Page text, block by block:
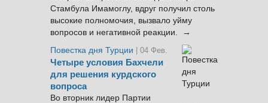
Стамбула Имамоглу, вдруг получил столь
высокие полномочия, вызвало уйму
вопросов и негативной реакции. →
Повестка дня Турции
| 04 Фев.
Четыре условия Бахчели
для решения курдского
вопроса
Во вторник лидер Партии